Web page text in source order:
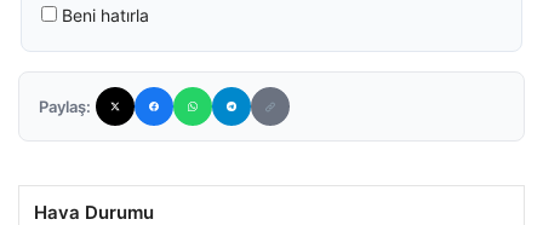
Beni hatırla
Paylaş:
Hava Durumu